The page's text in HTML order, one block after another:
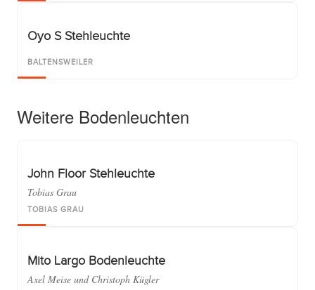
Oyo S Stehleuchte
BALTENSWEILER
Weitere Bodenleuchten
John Floor Stehleuchte
Tobias Grau
TOBIAS GRAU
Mito Largo Bodenleuchte
Axel Meise und Christoph Kügler